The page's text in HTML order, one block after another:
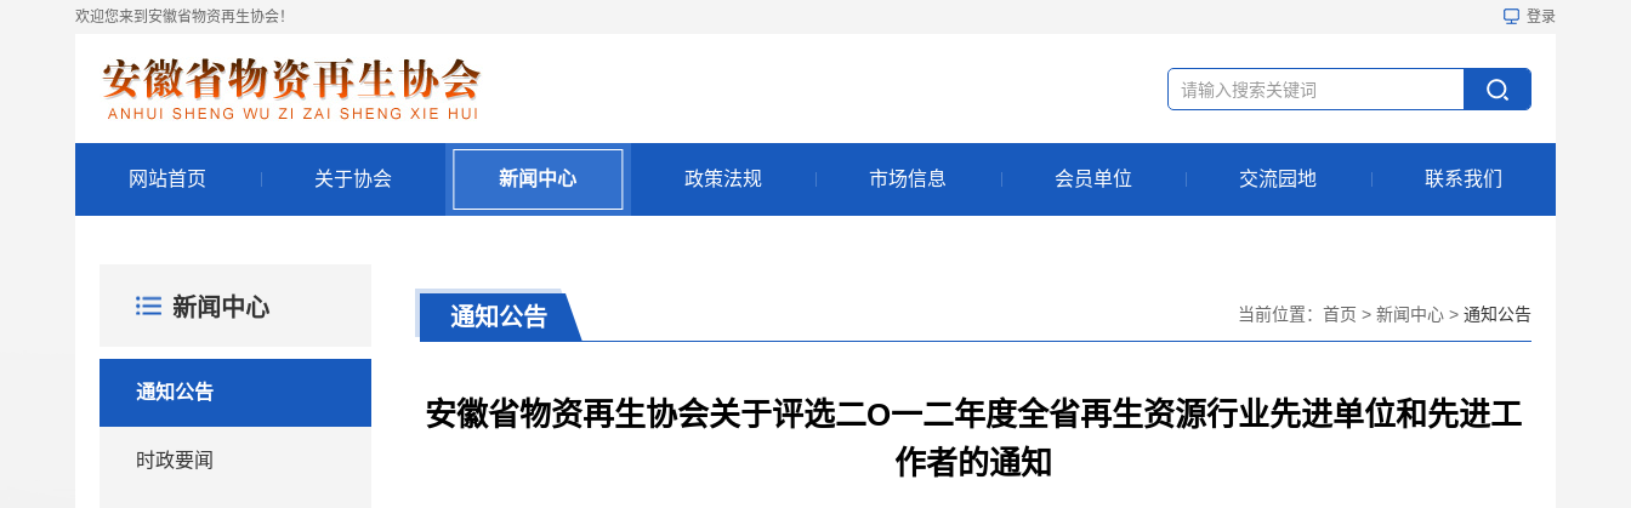
欢迎您来到安徽省物资再生协会！ 登录
网站首页 关于协会 新闻中心 政策法规 市场信息 会员单位 交流园地 联系我们
新闻中心
通知公告
时政要闻
通知公告 当前位置： 首页 > 新闻中心 > 通知公告
安徽省物资再生协会关于评选二O一二年度全省再生资源行业先进单位和先进工
作者的通知